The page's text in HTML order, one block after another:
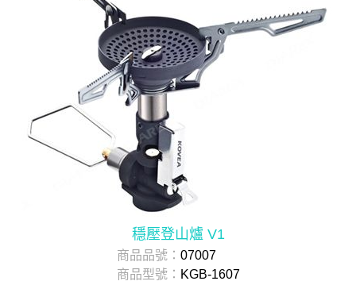
穩壓登山爐 V1
商品品號： 07007
商品型號： KGB-1607